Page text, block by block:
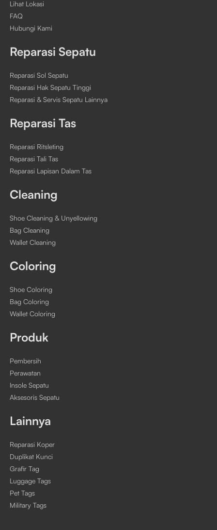
Lihat Lokasi
FAQ
Hubungi Kami
Reparasi Sepatu
Reparasi Sol Sepatu
Reparasi Hak Sepatu Tinggi
Reparasi & Servis Sepatu Lainnya
Reparasi Tas
Reparasi Ritsleting
Reparasi Tali Tas
Reparasi Lapisan Dalam Tas
Cleaning
Shoe Cleaning & Unyellowing
Bag Cleaning
Wallet Cleaning
Coloring
Shoe Coloring
Bag Coloring
Wallet Coloring
Produk
Pembersih
Perawatan
Insole Sepatu
Aksesoris Sepatu
Lainnya
Reparasi Koper
Duplikat Kunci
Grafir Tag
Luggage Tags
Pet Tags
Military Tags